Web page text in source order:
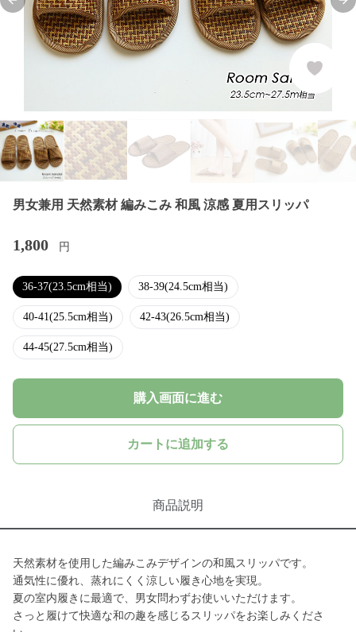
Previous slide
男女兼用 天然素材 編みこみ 和風 涼感 夏用スリッパ
1,800 円
36-37(23.5cm相当) 38-39(24.5cm相当)
40-41(25.5cm相当) 42-43(26.5cm相当)
44-45(27.5cm相当)
購入画面に進む
カートに追加する
商品説明
天然素材を使用した編みこみデザインの和風スリッパです。
通気性に優れ、蒸れにくく涼しい履き心地を実現。
夏の室内履きに最適で、男女問わずお使いいただけます。
さっと履けて快適な和の趣を感じるスリッパをお楽しみくださ